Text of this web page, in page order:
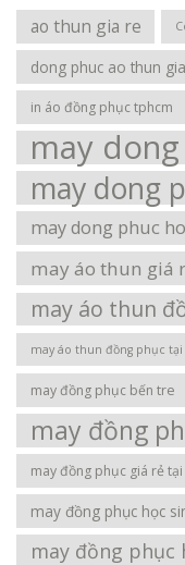
ao thun gia re
dong phuc ao thun
in áo đồng phục tphcm
may
may dong
may dong phuc
may áo thun giá
may áo thun
may áo thun đồng phục tại
may đồng phục bến tre
may đồng
may đồng phục giá rẻ
may đồng phục học
may đồng phục